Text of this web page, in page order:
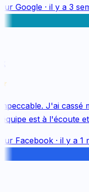
Google· il y a 3
J'ai cassé
est à l'écoute et
Facebook· il y a 1